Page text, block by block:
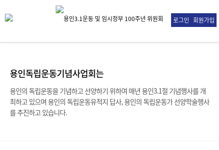
로그인 회원가입
용인독립운동기념사업회는
용인의 독립운동을 기념하고 선양하기 위하여 매년 용인3.1절 기념행사를 개
최하고 있으며 용인의 독립운동유적지 답사, 용인의 독립운동가 선양학술행사
를 추진하고 있습니다.